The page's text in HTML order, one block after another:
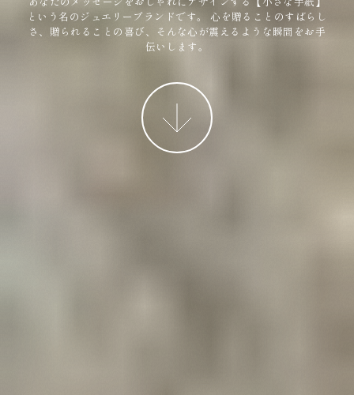
という名のジュエリーブランドです。
心を贈ることのすばらし
さ、贈られることの喜び、そんな心が震えるような瞬間をお手
伝いします。